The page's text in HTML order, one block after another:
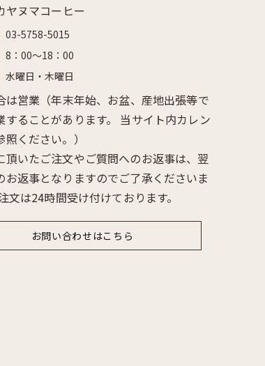
ヤヌマコーヒー
03-5758-5015
8：00～18：00
水曜日・木曜日
は営業（年末年始、お盆、産地出張等で
することがあります。 当サイト内カレン
照ください。）
頂いたご注文やご質問へのお返事は、翌
お返事となりますのでご了承くださいま
文は24時間受け付けております。
お問い合わせはこちら